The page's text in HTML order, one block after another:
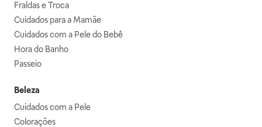
Fraldas e Troca
Cuidados para a Mamãe
Cuidados com a Pele do Bebê
Hora do Banho
Passeio
Beleza
Cuidados com a Pele
Colorações